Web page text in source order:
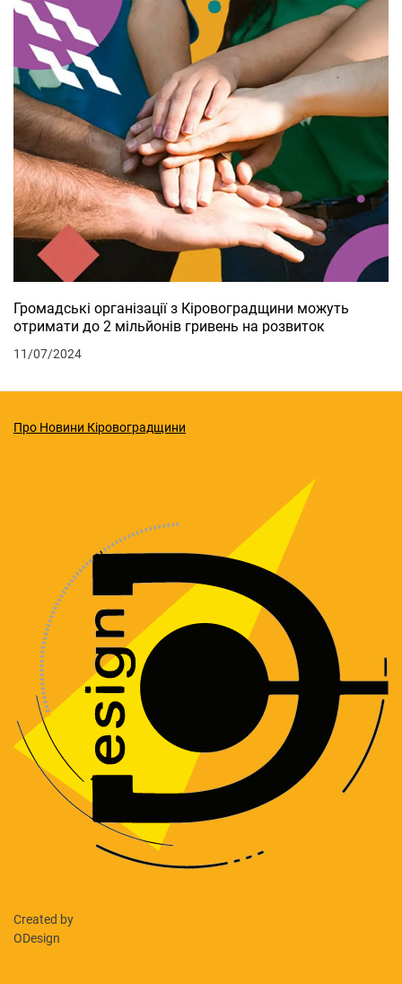
Громадські організації з Кіровоградщини можуть
отримати до 2 мільйонів гривень на розвиток
11/07/2024
Про Новини Кіровоградщини
Created by
ODesign